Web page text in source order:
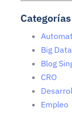
Categorías
Big Data
Blog
CRO
Empleo